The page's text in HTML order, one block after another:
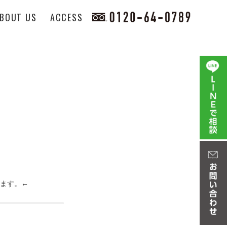
US ACCESS
ます。←